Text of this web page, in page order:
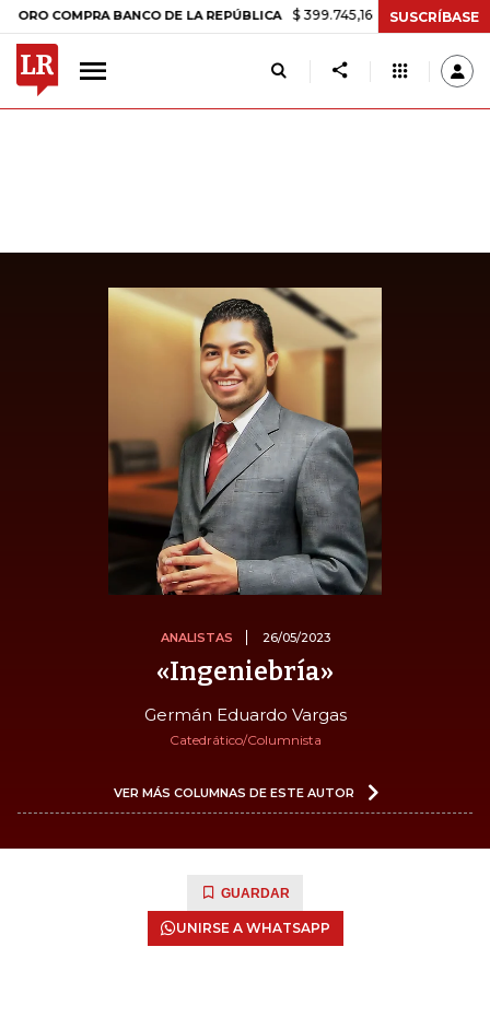
BANCO DE LA REPÚBLICA $ 399.745,16 +$ 2.295,71 +0,58%
SUSCRÍBASE
ANALISTAS 26/05/2023
«Ingeniebría»
Germán Eduardo Vargas
Catedrático/Columnista
VER MÁS COLUMNAS DE ESTE AUTOR
GUARDAR
UNIRSE A WHATSAPP